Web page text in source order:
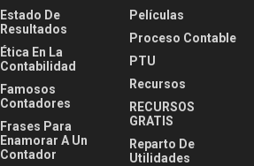
Estado De
Resultados
Ética En La
Contabilidad
Famosos
Contadores
Frases Para
Enamorar A Un
Contador
Películas
Proceso Contable
PTU
Recursos
RECURSOS
GRATIS
Reparto De
Utilidades